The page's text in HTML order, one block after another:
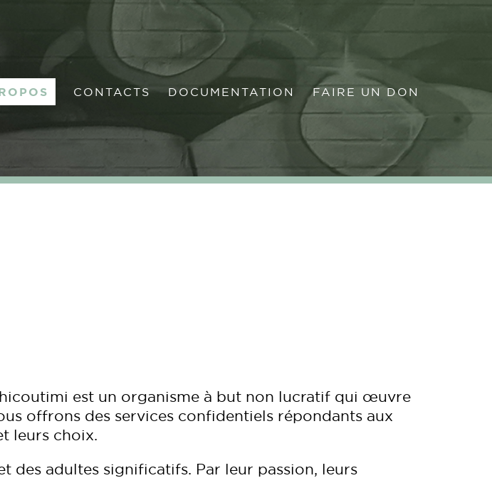
CONTACTS DOCUMENTATION FAIRE UN DON
CONTACTS DOCUMENTATION FAIRE UN DON
est un organisme à but non lucratif qui œuvre
offrons des services confidentiels répondants aux
leurs choix.
des adultes significatifs. Par leur passion, leurs